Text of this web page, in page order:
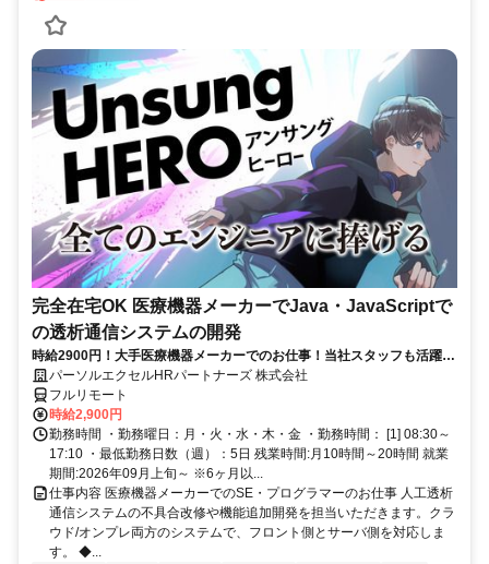
完全在宅OK 医療機器メーカーでJava・JavaScriptで
の透析通信システムの開発
時給2900円！大手医療機器メーカーでのお仕事！当社スタッフも活躍
中！ 最初の3日間はオリエンテーションで出社ですが、以降はフル在宅
でOK！Vue.jsやNode.js、AWSなどモダンな技術でスキルアップが可能
です！ご本人負担が約4割でとってもお得なパナソニック健保にご加入
頂けます！
パーソルエクセルHRパートナーズ 株式会社
フルリモート
時給2,900円
勤務時間 ・勤務曜日：月・火・水・木・金 ・勤務時間： [1] 08:30～
17:10 ・最低勤務日数（週）：5日 残業時間:月10時間～20時間 就業
期間:2026年09月上旬～ ※6ヶ月以...
仕事内容 医療機器メーカーでのSE・プログラマーのお仕事 人工透析
通信システムの不具合改修や機能追加開発を担当いただきます。クラ
ウド/オンプレ両方のシステムで、フロント側とサーバ側を対応しま
す。 ◆...